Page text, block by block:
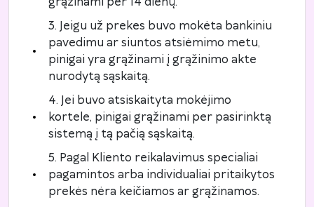
3. Jeigu už prekes buvo mokėta bankiniu
pavedimu ar siuntos atsiėmimo metu,
pinigai yra grąžinami į grąžinimo akte
nurodytą sąskaitą.
4. Jei buvo atsiskaityta mokėjimo
kortele, pinigai grąžinami per pasirinktą
sistemą į tą pačią sąskaitą.
5. Pagal Kliento reikalavimus specialiai
pagamintos arba individualiai pritaikytos
prekės nėra keičiamos ar grąžinamos.